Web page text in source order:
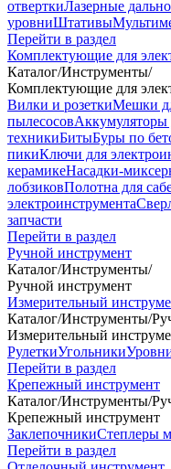
отверткиЛазерные
уровниШтативы
Перейти в раздел
Комплектующие для
Каталог/Инструменты/
Комплектующие для
Вилки и розеткиМешки
пылесосовАккумуляторы
техникиБитыБуры по
пикиКлючи для
керамикеНасадки-
лобзиковПолотна для
электроинструмента
запчасти
Перейти в раздел
Ручной инструмент
Каталог/Инструменты/
Ручной инструмент
Измерительный
Каталог/Инструменты/
Измерительный
РулеткиУгольники
Перейти в раздел
Крепежный инструмент
Каталог/Инструменты/
Крепежный инструмент
ЗаклепочникиСтеплеры
Перейти в раздел